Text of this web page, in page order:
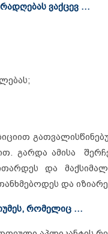
ვაქცევ …
გარდა ამისა
და
და
რომელიც …